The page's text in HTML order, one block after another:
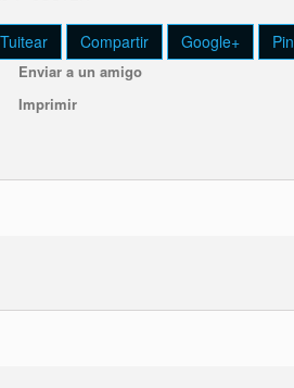
Tuitear Compartir Google+
Enviar a un amigo
Imprimir